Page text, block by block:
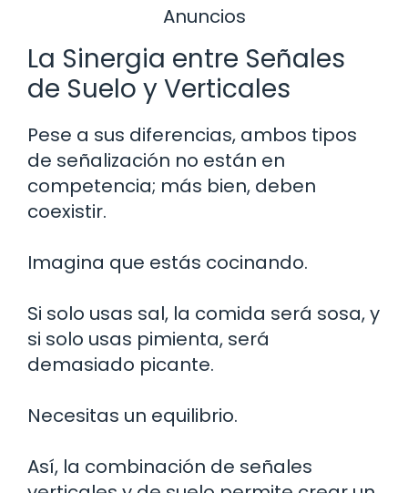
Anuncios
La Sinergia entre Señales
de Suelo y Verticales
Pese a sus diferencias, ambos tipos
de señalización no están en
competencia; más bien, deben
coexistir.
Imagina que estás cocinando.
Si solo usas sal, la comida será sosa, y
si solo usas pimienta, será
demasiado picante.
Necesitas un equilibrio.
Así, la combinación de señales